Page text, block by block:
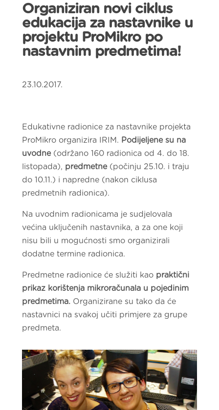
Organiziran novi ciklus
edukacija za nastavnike u
projektu ProMikro po
nastavnim predmetima!
23.10.2017.
Edukativne radionice za nastavnike projekta
ProMikro organizira IRIM. Podijeljene su na
uvodne(održano 160 radionica od 4. do 18.
listopada), predmetne(počinju 25.10. i traju
do 10.11.) i napredne (nakon ciklusa
predmetnih radionica).
Na uvodnim radionicama je sudjelovala
većina uključenih nastavnika, a za one koji
nisu bili u mogućnosti smo organizirali
dodatne termine radionica.
Predmetne radionice će služiti kao praktični
prikaz korištenja mikroračunala u pojedinim
predmetima.Organizirane su tako da će
nastavnici na svakoj učiti primjere za grupe
predmeta.